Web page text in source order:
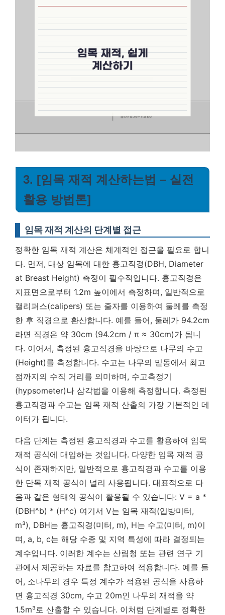
3. [임목 재적 계산하는법 – 실전
활용 방법론]
임목 재적 계산의 단계별 접근
정확한 임목 재적 계산은 체계적인 접근을 필요로 합니
다. 먼저, 대상 임목에 대한 흉고직경(DBH, Diameter
at Breast Height) 측정이 필수적입니다. 흉고직경은
지표면으로부터 1.2m 높이에서 측정하며, 일반적으로
캘리퍼스(calipers) 또는 줄자를 이용하여 둘레를 측정
한 후 직경으로 환산합니다. 예를 들어, 둘레가 94.2cm
라면 직경은 약 30cm (94.2cm / π ≈ 30cm)가 됩니
다. 이어서, 측정된 흉고직경을 바탕으로 나무의 수고
(Height)를 측정합니다. 수고는 나무의 밑동에서 최고
점까지의 수직 거리를 의미하며, 수고측정기
(hypsometer)나 삼각법을 이용해 측정합니다. 측정된
흉고직경과 수고는 임목 재적 산출의 가장 기본적인 데
이터가 됩니다.
다음 단계는 측정된 흉고직경과 수고를 활용하여 임목
재적 공식에 대입하는 것입니다. 다양한 임목 재적 공
식이 존재하지만, 일반적으로 흉고직경과 수고를 이용
한 단목 재적 공식이 널리 사용됩니다. 대표적으로 다
음과 같은 형태의 공식이 활용될 수 있습니다: V = a *
(DBH^b) * (H^c) 여기서 V는 임목 재적(입방미터,
m³), DBH는 흉고직경(미터, m), H는 수고(미터, m)이
며, a, b, c는 해당 수종 및 지역 특성에 따라 결정되는
계수입니다. 이러한 계수는 산림청 또는 관련 연구 기
관에서 제공하는 자료를 참고하여 적용합니다. 예를 들
어, 소나무의 경우 특정 계수가 적용된 공식을 사용하
면 흉고직경 30cm, 수고 20m인 나무의 재적을 약
1.5m³로 산출할 수 있습니다. 이처럼 단계별로 정확한